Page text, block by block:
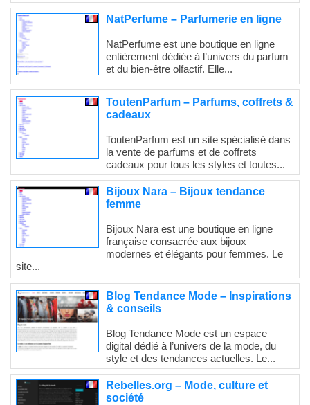
NatPerfume – Parfumerie en ligne
NatPerfume est une boutique en ligne
entièrement dédiée à l’univers du parfum
et du bien-être olfactif. Elle...
ToutenParfum – Parfums, coffrets &
cadeaux
ToutenParfum est un site spécialisé dans
la vente de parfums et de coffrets
cadeaux pour tous les styles et toutes...
Bijoux Nara – Bijoux tendance
femme
Bijoux Nara est une boutique en ligne
française consacrée aux bijoux
modernes et élégants pour femmes. Le
site...
Blog Tendance Mode – Inspirations
& conseils
Blog Tendance Mode est un espace
digital dédié à l’univers de la mode, du
style et des tendances actuelles. Le...
Rebelles.org – Mode, culture et
société